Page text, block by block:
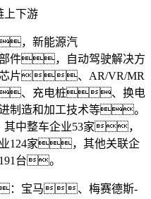
上下游
，新能源汽
件，自动驾驶解决方
片、AR/VR/MR
、充电桩、换电
造和加工技术等。
中整车企业53家，
业124家，其他关联企
台。
：宝马、梅赛德斯-